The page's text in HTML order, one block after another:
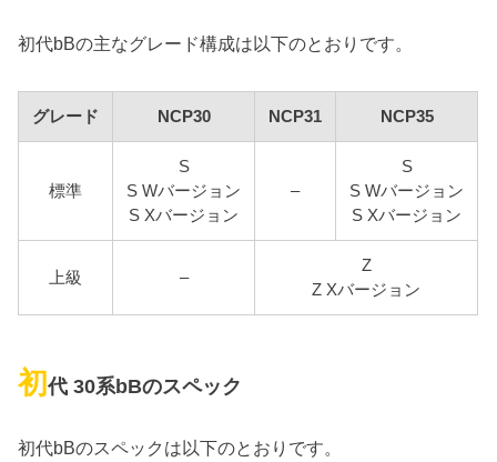
初代bBの主なグレード構成は以下のとおりです。
グレード NCP30 NCP31 NCP35
標準
S
S Wバージョン
S Xバージョン
–
S
S Wバージョン
S Xバージョン
上級 –
Z
Z Xバージョン
初代 30系bBのスペック
初代bBのスペックは以下のとおりです。